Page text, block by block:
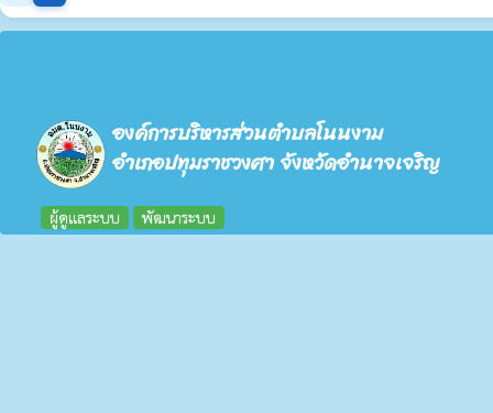
องค์การบริหารส่วนตำบลโนนงาม
อำเภอปทุมราชวงศา จังหวัดอำนาจเจริญ
ผู้ดูแลระบบ พัฒนาระบบ